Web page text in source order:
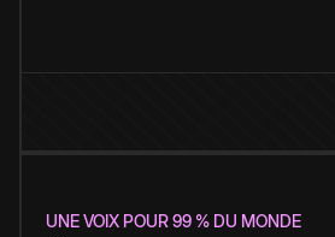
UNE VOIX POUR 99 % DU MONDE